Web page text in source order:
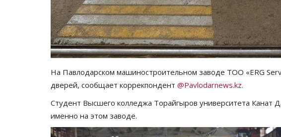
На Павлодарском машиностроительном заводе ТОО «ERG
дверей, сообщает коррекпондент @Pavlodarnews.kz.
Студент Высшего колледжа Торайгыров университета Канат
именно на этом заводе.